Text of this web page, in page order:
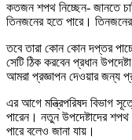
কতজন শপথ নিচ্ছেন- জানতে
তিনজনের হতে পারে।
তবে তারা কোন কোন দপ্তর
সেটি ঠিক করবেন প্রধান
আমরা প্রজ্ঞাপন দেওয়ার জন্য
এর আগে মন্ত্রিপরিষদ বিভাগ
পারেন। নতুন উপদেষ্টাদের
পারে বলেও জানা যায়।